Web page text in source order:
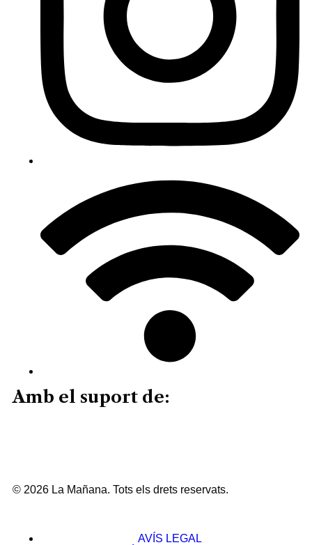
Amb el suport de:
© 2026 La Mañana. Tots els drets reservats.
AVÍS LEGAL